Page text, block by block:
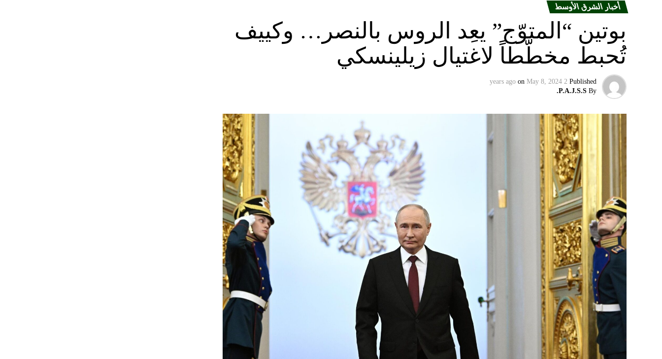
أخبار الشرق الأوسط
بوتين “المتوّج” يعِد الروس بالنصر… وكييف
تُحبط مخطّطاً لاغتيال زيلينسكي
Published
2 years ago
on May 8, 2024
By
P.A.J.S.S.